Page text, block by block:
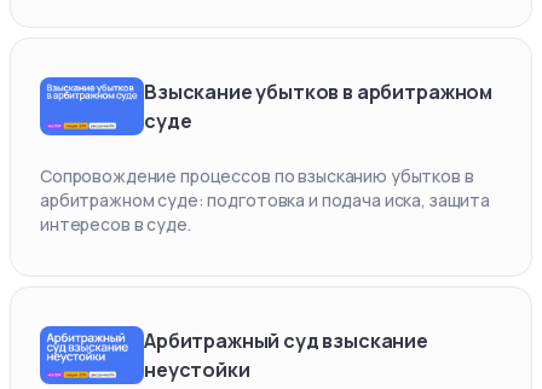
Взыскание убытков в арбитражном
суде
Сопровождение процессов по взысканию убытков в
арбитражном суде: подготовка и подача иска, защита
интересов в суде.
Арбитражный суд взыскание
неустойки